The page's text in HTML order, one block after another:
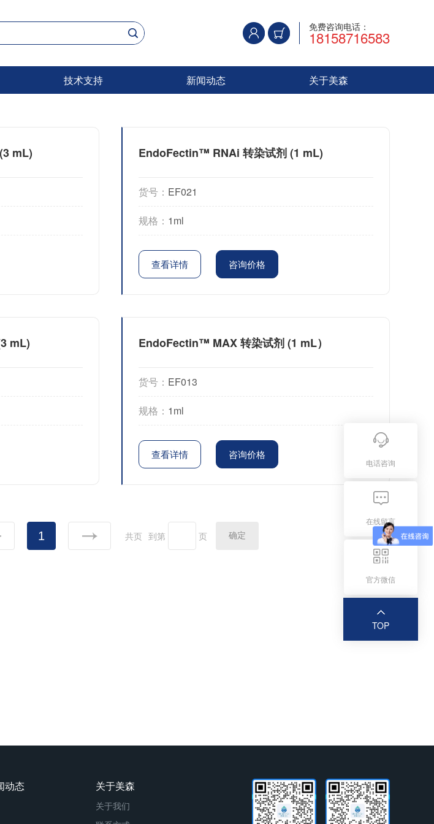
免费咨询电话：
18158716583
技术支持 新闻动态 关于美森
mL) EndoFectin™ RNAi 转染试剂 (1 mL)
货号： EF021
规格： 1ml
查看详情 咨询价格
mL) EndoFectin™ MAX 转染试剂 (1 mL）
货号： EF013
规格： 1ml
查看详情 咨询价格
1 共页 到第 页
动态 关于美森
关于我们
电话咨询
在线留言
官方微信
TOP